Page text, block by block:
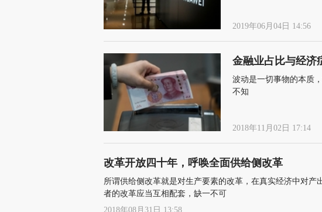
2019年06月04日 14:56
金融业占比与经济
波动是一切事物的本质
不知
2018年11月02日 17:14
改革开放四十年，呼唤全面供给侧改革
所谓供给侧改革就是对生产要素的改革，在真实经济中对
者的改革应当互相配套，缺一不可
2018年08月31日 13:58